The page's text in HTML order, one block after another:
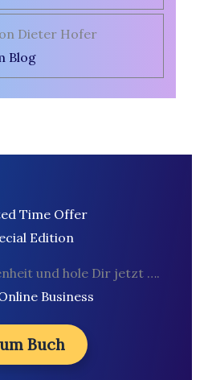
Blog
Time Offer​
Edition​
und hole Dir jetzt ….
Business
Buch